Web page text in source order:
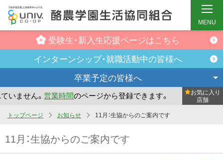
ン
コ
受験生・新入生応援ページはこちら
インターンシップ・就職活動中の皆様へ
卒業予定の皆様へ
ません。営業時間のページから登録できます。 まだお気
お気に入り
店舗
MENU
トップページ お知らせ 11月：生協からのご案内です
11月：生協からのご案内です